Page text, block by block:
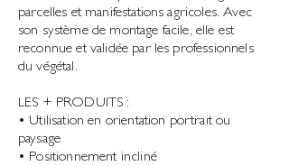
parcelles et manifestations agricoles. Avec
son système de montage facile, elle est
reconnue et validée par les professionnels
du végétal.
​LES + PRODUITS :
• Utilisation en orientation portrait ou
paysage
• Positionnement incliné